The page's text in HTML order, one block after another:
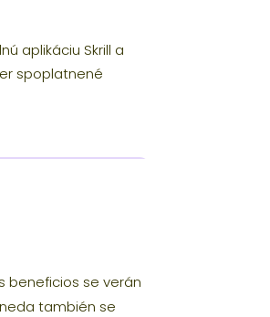
aplikáciu Skrill a
spoplatnené
beneficios se verán
también se